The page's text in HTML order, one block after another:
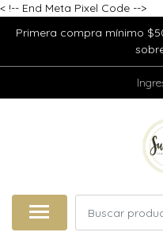
< !-- End Meta Pixel Code -->
Primera compra mínimo